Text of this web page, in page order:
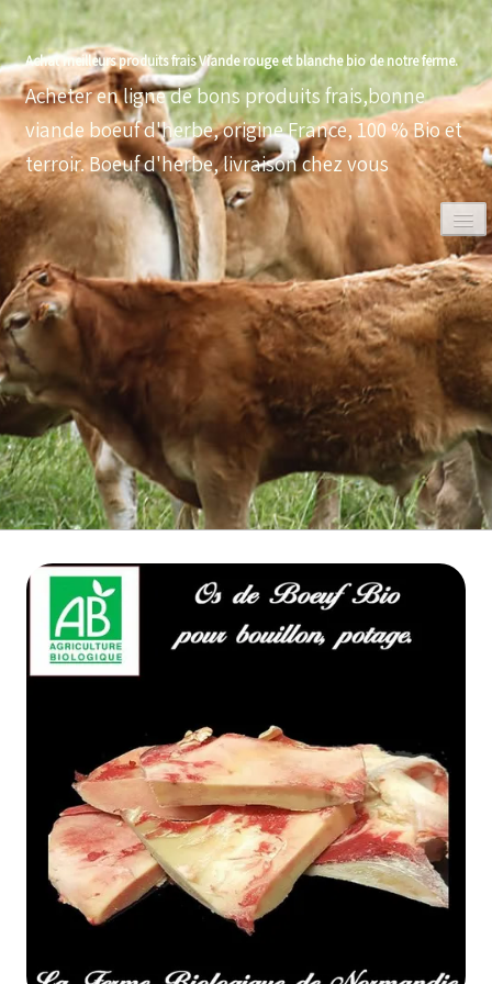
Achat meilleurs produits frais Viande rouge et blanche bio de notre ferme.
Acheter en ligne de bons produits frais,bonne
viande boeuf d'herbe, origine France, 100 % Bio et
terroir. Boeuf d'herbe, livraison chez vous
0
ACCUEIL
VOLAILLES BIO
BOEUF D'HERBE BIO
VEAU BIO
PORC BIO
AGNEAU BIO
NOS COLIS VIANDE
CUISSON RAPIDE▼
BARBECUE BRASERO
TRIPERIE